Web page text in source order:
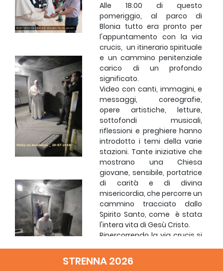
Alle 18.00 di questo
pomeriggio, al parco di
Blonia tutto era pronto per
l'appuntamento con la via
crucis, un itinerario spirituale
e un cammino penitenziale
carico di un profondo
significato.
Video con canti, immagini, e
messaggi, coreografie,
opere artistiche, letture,
sottofondi musicali,
riflessioni e preghiere hanno
introdotto i temi della varie
stazioni. Tante iniziative che
mostrano una Chiesa
giovane, sensibile, portatrice
di carità e di divina
misericordia, che percorre un
cammino tracciato dallo
Spirito Santo, come è stata
l'intera vita di Gesù Cristo.
Ripercorrendo la via crucis si
confermarsi al Signore,
mediante l'attuazione della
STRENNA 2026